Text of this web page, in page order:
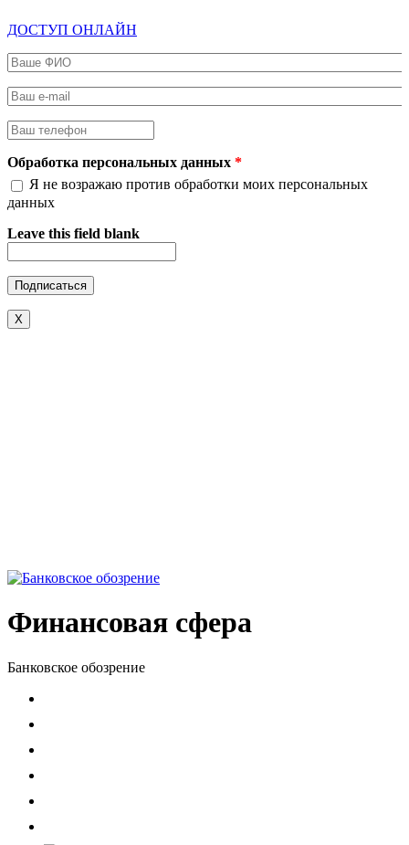
ДОСТУП ОНЛАЙН
Ваше ФИО
Ваш e-mail
Ваш телефон
Обработка персональных данных *
Я не возражаю против обработки моих персональных
данных
Leave this field blank
X
Финансовая сфера
Банковское обозрение